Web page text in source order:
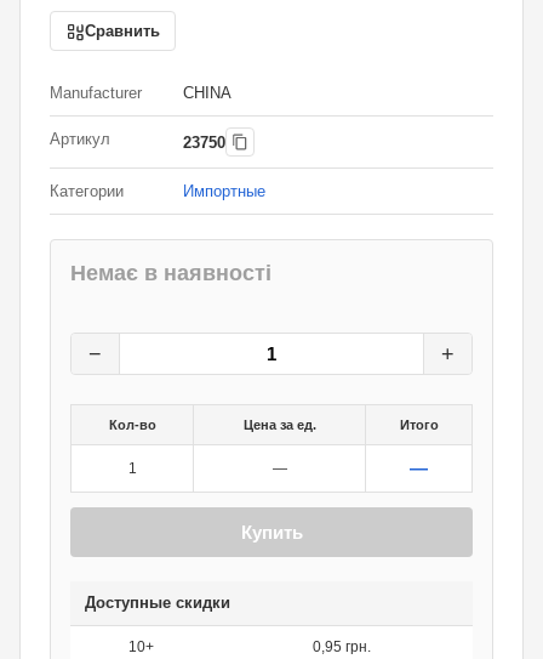
Сравнить
Manufacturer CHINA
Артикул 23750
Категории Импортные
Немає в наявності
− +
Кол-во Цена за ед. Итого
1 — —
Купить
Доступные скидки
10+ 0,95 грн.